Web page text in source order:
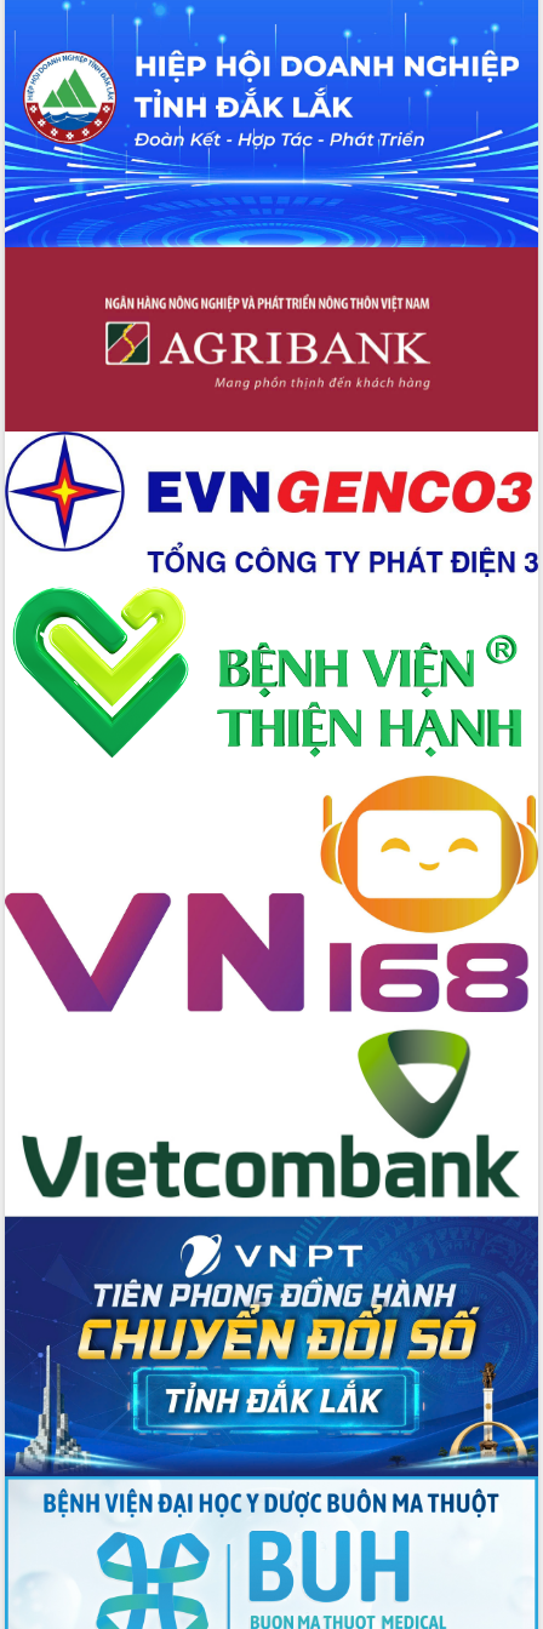
du khách thông qua Hệ thống cơ sở dữ
Tập huấn ứng dụng trí tuệ nhân tạo (AI)
trong thương mại điện tử năm 2026
Đoàn đại biểu Quốc hội tỉnh Đắk Lắk
trao đổi thông tin trước Kỳ họp thứ
nhất, Quốc hội khóa XVI
Quyết liệt cải cách hành chính, khơi
thông nguồn lực phát triển
Xã Ea Phê gắn cải cách hành chính với
Phó Chủ tịch Thường trực UBND tỉnh
Hồ Thị Nguyên Thảo làm việc tại Trung
Phê
Xây dựng nền hành chính số đồng
hành cùng nông dân dân, doanh nghiệp
Giai đoạn 2026-2030, Đắk Lắk phấn
đấu có 77% xã đạt chuẩn nông thôn
Chuyển đổi số 'mở đường' cho nông
nghiệp Đắk Lắk tăng trưởng bứt phá
Triển khai đồng bộ đo đạc, lập hồ sơ
địa chính, hoàn thiện cơ sở dữ liệu đất
Ứng dụng sinh trắc học - Bước tiến
trong hành trình chuyển đổi số tại Đắk
nghệ, hướng tới phát triển thủy sản
bền vững
Tập huấn nâng cao năng lực triển khai
chuyển đổi số cho cán bộ, công chức
cấp xã
tâm đạt được mục tiêu tăng trưởng
hai con số trong năm 2026
Tổ chức trang trọng Lễ hội Đền thờ
Phó Bí thư Tỉnh ủy Đắk Lắk Đỗ Hữu
Huy giữ chức Bí thư Đảng ủy Ủy Ban
Nhân dân tỉnh
Bệnh án điện tử thúc đẩy chuyển đổi
số y tế tại Đắk Lắk
Chuyển đổi số thư viện: Mở rộng
không gian tri thức trong thời đại số
Đánh giá, rút kinh nghiệm công tác tổ
chức diễn tập trước ngày bầu cử
Chương trình “Gặp gỡ hữu nghị –
Friendship Meeting New Year 2026”
Bầu cử Quốc hội và HĐND: Cử tri Đắk
Lắk gửi gắm niềm tin, kỳ vọng vào lá
phiếu
Đắk Lắk sẵn sàng các điều kiện cho